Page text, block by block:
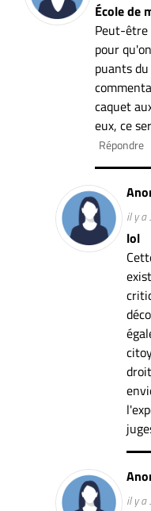
École de
Peut-
pour
puants
caquet
eux, ce
Répondre
il y a
lol
il y a